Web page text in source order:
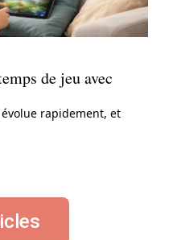
de jeu avec
rapidement, et